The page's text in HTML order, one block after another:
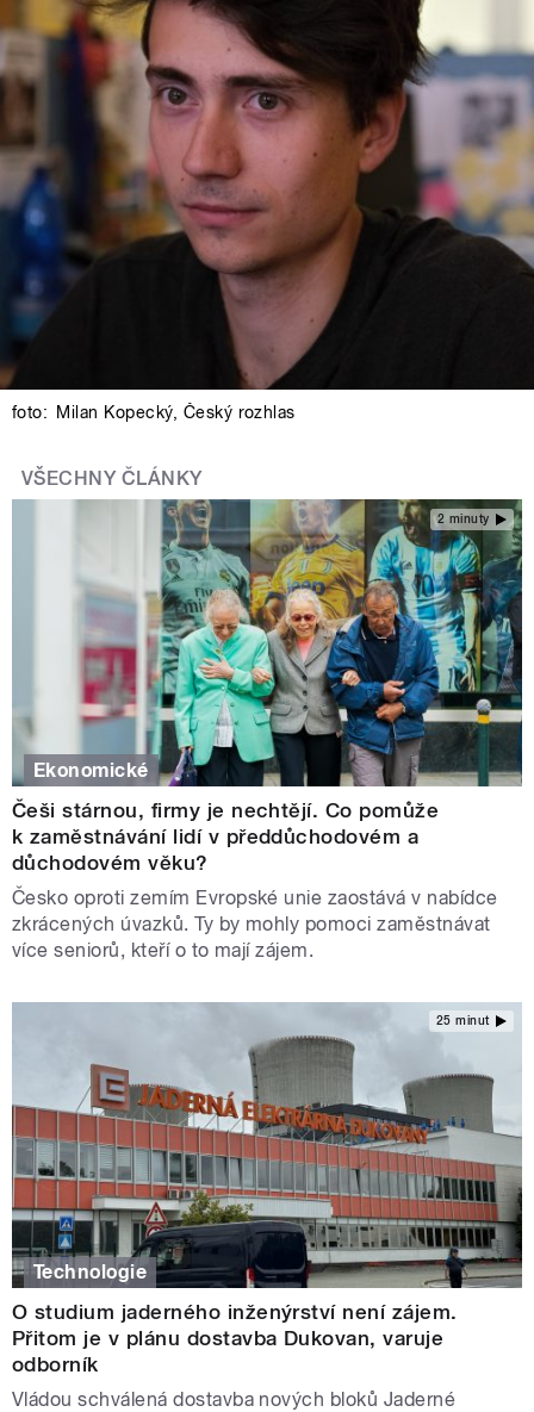
foto: Milan Kopecký, Český rozhlas
VŠECHNY ČLÁNKY
2 minuty
Ekonomické
Češi stárnou, firmy je nechtějí. Co pomůže
k zaměstnávání lidí v předdůchodovém a
důchodovém věku?
Česko oproti zemím Evropské unie zaostává v nabídce
zkrácených úvazků. Ty by mohly pomoci zaměstnávat
více seniorů, kteří o to mají zájem.
25 minut
Technologie
O studium jaderného inženýrství není zájem.
Přitom je v plánu dostavba Dukovan, varuje
odborník
Vládou schválená dostavba nových bloků Jaderné